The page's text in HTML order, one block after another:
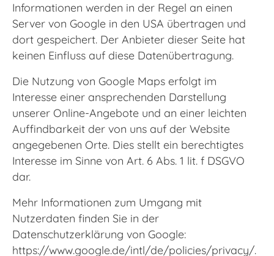
Informationen werden in der Regel an einen
Server von Google in den USA übertragen und
dort gespeichert. Der Anbieter dieser Seite hat
keinen Einfluss auf diese Datenübertragung.
Die Nutzung von Google Maps erfolgt im
Interesse einer ansprechenden Darstellung
unserer Online-Angebote und an einer leichten
Auffindbarkeit der von uns auf der Website
angegebenen Orte. Dies stellt ein berechtigtes
Interesse im Sinne von Art. 6 Abs. 1 lit. f DSGVO
dar.
Mehr Informationen zum Umgang mit
Nutzerdaten finden Sie in der
Datenschutzerklärung von Google:
https://www.google.de/intl/de/policies/privacy/.